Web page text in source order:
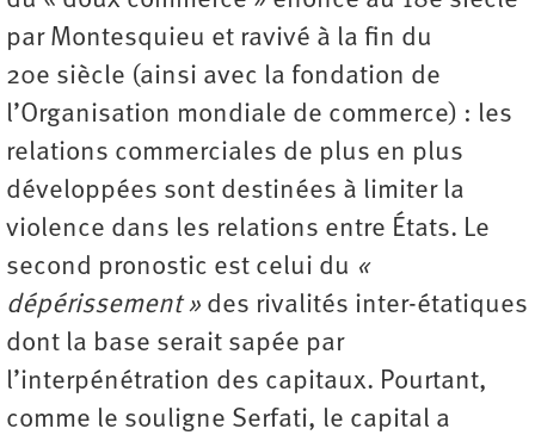
par Montesquieu et ravivé à la fin du
20e siècle (ainsi avec la fondation de
l’Organisation mondiale de commerce) : les
relations commerciales de plus en plus
développées sont destinées à limiter la
violence dans les relations entre États. Le
second pronostic est celui du «
dépérissement » des rivalités inter-étatiques
dont la base serait sapée par
l’interpénétration des capitaux. Pourtant,
comme le souligne Serfati, le capital a